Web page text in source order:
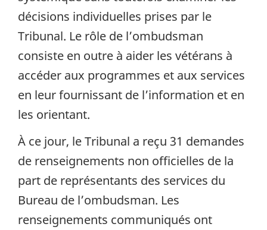
décisions individuelles prises par le
Tribunal. Le rôle de l’ombudsman
consiste en outre à aider les vétérans à
accéder aux programmes et aux services
en leur fournissant de l’information et en
les orientant.
À ce jour, le Tribunal a reçu 31 demandes
de renseignements non officielles de la
part de représentants des services du
Bureau de l’ombudsman. Les
renseignements communiqués ont